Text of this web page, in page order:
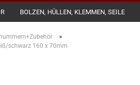
BOLZEN, HÜLLEN, KLEMMEN, SEILE
»
schwarz 160 x 70mm